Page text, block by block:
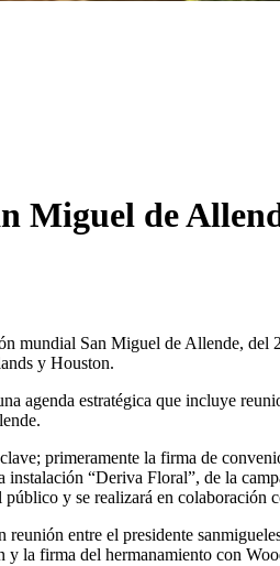
Miguel de
mundial San Miguel de Allende,
y Houston.
agenda estratégica que incluye
primeramente la firma de
“Deriva Floral”, de la
y se realizará en colaboración
reunión entre el presidente
y la firma del hermanamiento con